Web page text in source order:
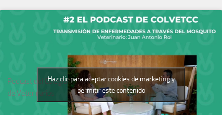
Podcast del Colegio
de Veterinarios
Haz clic para aceptar cookies de marketing y
permitir este contenido